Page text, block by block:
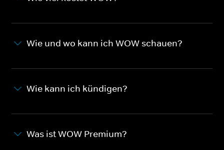
Wie und wo kann ich WOW schauen?
Wie kann ich kündigen?
Was ist WOW Premium?